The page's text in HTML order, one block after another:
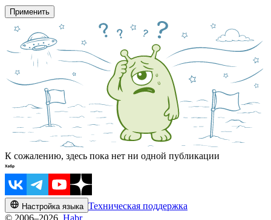
Применить
К сожалению, здесь пока нет ни одной публикации
Настройка языка Техническая поддержка
© 2006–2026, Habr